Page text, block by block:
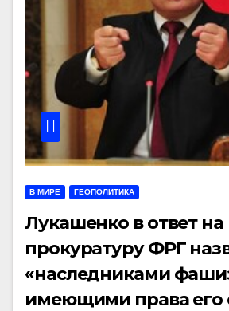
В МИРЕ ГЕОПОЛИТИКА
Лукашенко в ответ на
прокуратуру ФРГ
«наследниками
имеющими права его